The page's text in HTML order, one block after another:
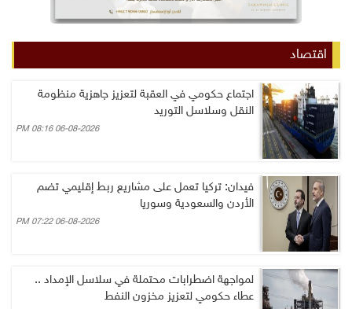
اقتصاد
اجتماع حكومي في العقبة لتعزيز جاهزية منظومة
النقل وسلاسل التوريد
06-08-2026 08:16 PM
فيدان: تركيا تعمل على مشاريع ربط إقليمي تضم
الأردن والسعودية وسوريا
06-08-2026 07:22 PM
لمواجهة اضطرابات محتملة في سلاسل الإمداد ..
عطاء حكومي لتعزيز مخزون النفط